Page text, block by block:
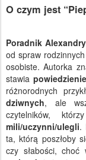
O czym jest
Poradnik
od spraw
osobiste. Autorka
stawia
różnorodnych
dziwnych, ale
czytelników,
mili/uczynni/ulegli.
ta, którą poszłoby
czy słabości, choć